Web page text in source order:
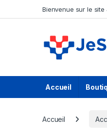
Bienvenue sur le site
Accueil
Accueil